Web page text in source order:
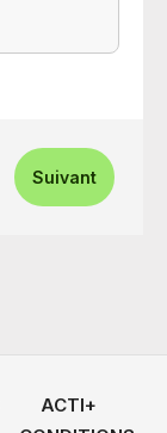
Suivant
ACTI+